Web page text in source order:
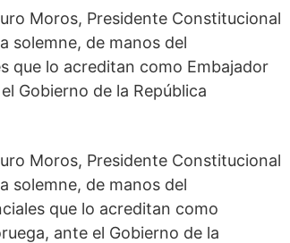
Moros, Presidente Constitucional
solemne, de manos del
que lo acreditan como Embajador
Gobierno de la República
Moros, Presidente Constitucional
solemne, de manos del
que lo acreditan como
ante el Gobierno de la